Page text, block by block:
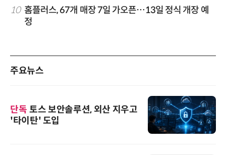
10 홈플러스, 67개 매장 7일 가오픈…13일 정식 개장 예
정
주요뉴스
단독 토스 보안솔루션, 외산 지우고
'타이탄' 도입